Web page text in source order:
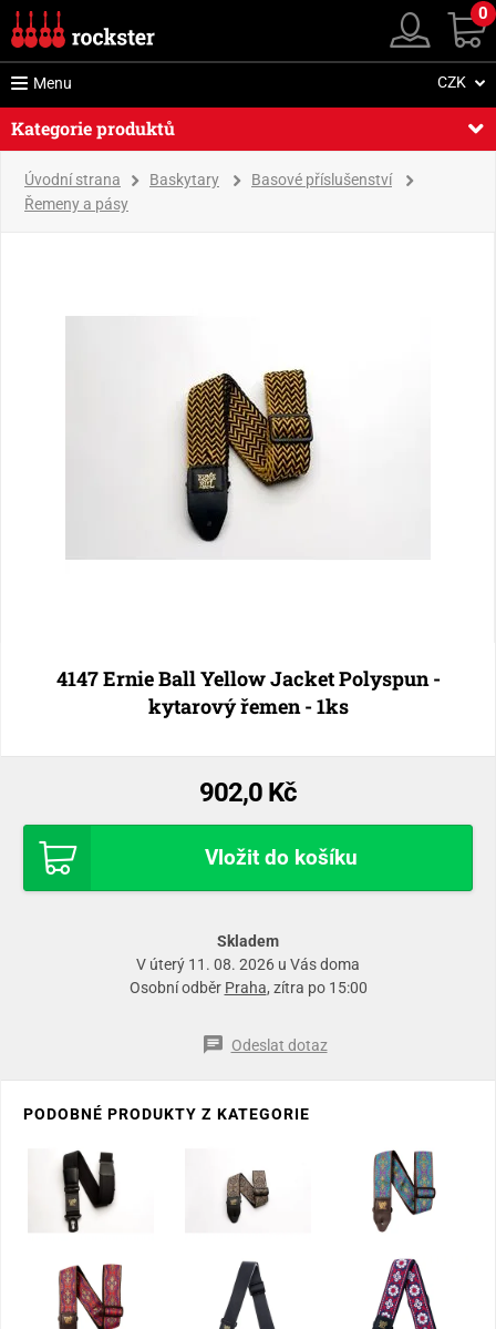
0
Menu CZK
Kategorie produktů
Úvodní strana Baskytary
Basové příslušenství
Řemeny a pásy
4147 Ernie Ball Yellow Jacket Polyspun -
kytarový řemen - 1ks
902,0 Kč
Vložit do košíku
Skladem
V úterý 11. 08. 2026 u Vás doma
Osobní odběr Praha, zítra po 15:00
Odeslat dotaz
PODOBNÉ PRODUKTY Z KATEGORIE